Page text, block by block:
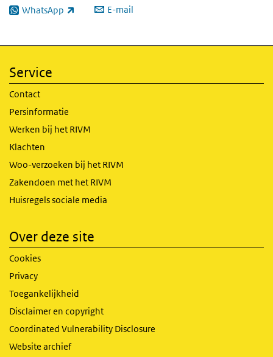
WhatsApp
(externe link) E-mail
Service
Contact
Persinformatie
Werken bij het RIVM
Klachten
Woo-verzoeken bij het RIVM
Zakendoen met het RIVM
Huisregels sociale media
Over deze site
Cookies
Privacy
Toegankelijkheid
Disclaimer en copyright
Coordinated Vulnerability Disclosure
Website archief